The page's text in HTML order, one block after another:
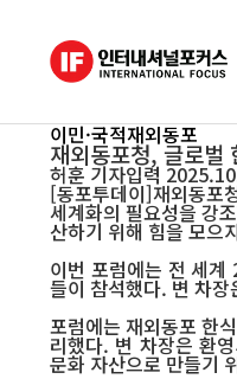
이민·국적재외동포
재외동포청, 글로벌
허훈기자입력
[동포투데이]재외동포
세계화의 필요성을 강
산하기 위해 힘을 모으
이번 포럼에는 전 세
들이 참석했다. 변 차
포럼에는 재외동포 한
리했다. 변 차장은 환
문화 자산으로 만들기